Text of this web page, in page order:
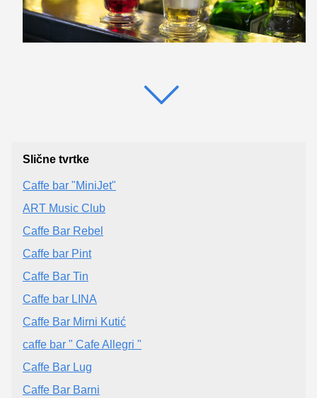
Slične tvrtke
Caffe bar "MiniJet"
ART Music Club
Caffe Bar Rebel
Caffe bar Pint
Caffe Bar Tin
Caffe bar LINA
Caffe Bar Mirni Kutić
caffe bar " Cafe Allegri "
Caffe Bar Lug
Caffe Bar Barni